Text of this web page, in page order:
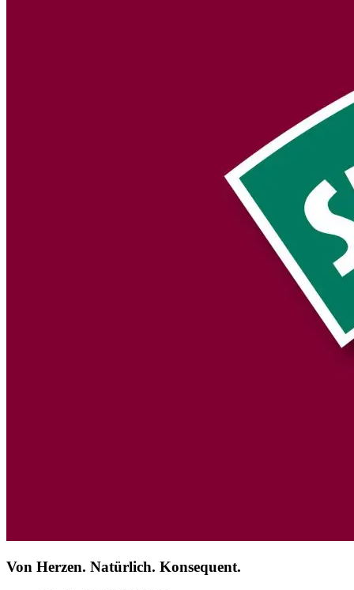
Von Herzen. Natürlich. Konsequent.